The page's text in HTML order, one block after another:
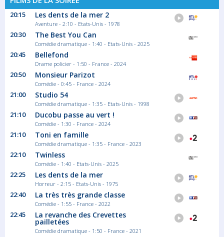
20:15 Les dents de la mer 2
Aventure - 2:10 - Etats-Unis - 1978
20:30 The Best You Can
Comédie dramatique - 1:40 - Etats-Unis - 2025
20:45 Bellefond
Drame policier - 1:50 - France - 2024
20:50 Monsieur Parizot
Comédie - 0:45 - France - 2024
21:00 Studio 54
Comédie dramatique - 1:35 - Etats-Unis - 1998
21:10 Ducobu passe au vert !
Comédie - 1:30 - France - 2024
21:10 Toni en famille
Comédie dramatique - 1:35 - France - 2023
22:10 Twinless
Comédie - 1:40 - Etats-Unis - 2025
22:25 Les dents de la mer
Horreur - 2:15 - Etats-Unis - 1975
22:40 La très très grande classe
Comédie - 1:55 - France - 2022
22:45 La revanche des Crevettes
pailletées
Comédie dramatique - 1:50 - France - 2021